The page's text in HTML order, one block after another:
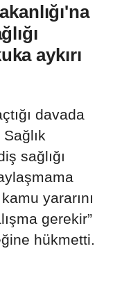
aykırı
davada
sağlığı
yararını
gerekir”
hükmetti.